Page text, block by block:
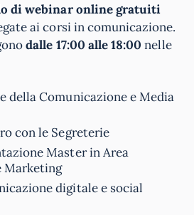
di webinar online gratuiti
ai corsi in comunicazione.
dalle 17:00 alle 18:00nelle
della Comunicazione e Media
con le Segreterie
Master in Area
Marketing
digitale e social